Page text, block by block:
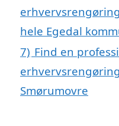
hele Egedal
7) Find en
Smørumovre